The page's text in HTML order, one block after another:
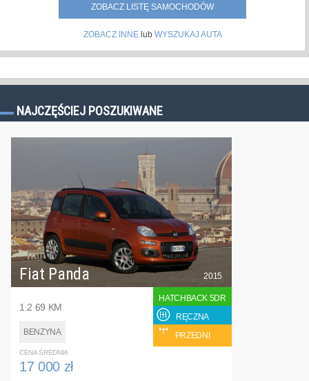
ZOBACZ LISTĘ SAMOCHODÓW
ZOBACZ INNElub WYSZUKAJ AUTA
NAJCZĘŚCIEJ POSZUKIWANE
Fiat Panda
1.2 69 KM
BENZYNA
2015
HATCHBACK 5DR
RĘCZNA
PRZEDNI
CENA ŚREDNIA
17 000 zł